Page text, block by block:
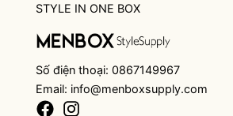
STYLE IN ONE BOX
Số điện thoại: 0867149967
Email: info@menboxsupply.com